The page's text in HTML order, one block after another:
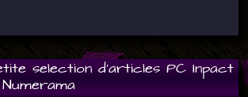
selection d'articles PC Inpact